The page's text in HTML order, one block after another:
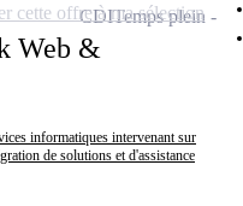
Web &
informatiques intervenant sur
de solutions et d'assistance
CDITemps plein
cette offre à ma sélection